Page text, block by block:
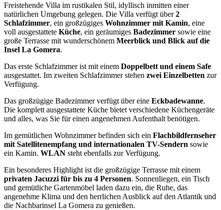
Freistehende Villa im rustikalen Stil, idyllisch inmitten einer
natürlichen Umgebung gelegen. Die Villa verfügt über2
Schlafzimmer, ein großzügiges Wohnzimmer mit Kamin, eine
voll ausgestattete Küche, ein geräumiges Badezimmer sowie eine
große Terrasse mit wunderschönem Meerblick und Blick auf die
Insel La Gomera.
Das erste Schlafzimmer ist mit einem Doppelbett und einem Safe
ausgestattet. Im zweiten Schlafzimmer stehen zwei Einzelbetten zur
Verfügung.
Das großzügige Badezimmer verfügt über eine Eckbadewanne.
Die komplett ausgestattete Küche bietet verschiedene Küchengeräte
und alles, was Sie für einen angenehmen Aufenthalt benötigen.
Im gemütlichen Wohnzimmer befinden sich ein Flachbildfernseher
mit Satellitenempfang und internationalen TV-Sendern sowie
ein Kamin. WLAN steht ebenfalls zur Verfügung.
Ein besonderes Highlight ist die großzügige Terrasse mit einem
privaten Jacuzzi für bis zu 4 Personen. Sonnenliegen, ein Tisch
und gemütliche Gartenmöbel laden dazu ein, die Ruhe, das
angenehme Klima und den herrlichen Ausblick auf den Atlantik und
die Nachbarinsel La Gomera zu genießen.